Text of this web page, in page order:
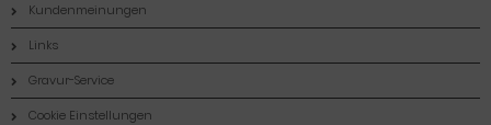
Kundenmeinungen
Links
Gravur-Service
Cookie Einstellungen